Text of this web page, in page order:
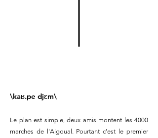
\kaʁ.pe djɛm\
Le plan est simple, deux amis montent les 4000
marches de l'Aigoual. Pourtant c'est le premier